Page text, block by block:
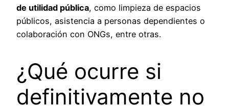
de utilidad pública, como limpieza de espacios
públicos, asistencia a personas dependientes o
colaboración con ONGs, entre otras.
¿Qué ocurre si
definitivamente no